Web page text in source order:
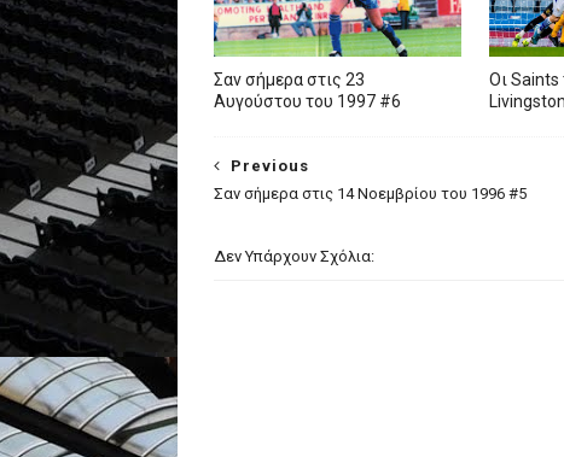
Σαν σήμερα στις 23
Αυγούστου του 1997 #6
Oι
Livingston
Previous
Σαν σήμερα στις 14 Νοεμβρίου του 1996 #5
Δεν Υπάρχουν Σχόλια: